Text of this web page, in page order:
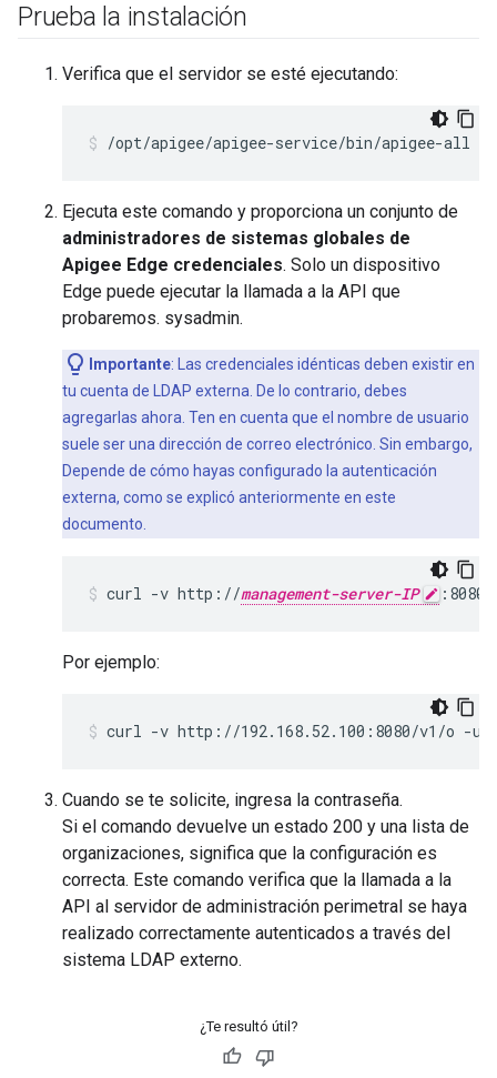
Prueba la instalación
Verifica que el servidor se esté ejecutando:
/opt/apigee/apigee-service/bin/apigee-all
Ejecuta este comando y proporciona un conjunto de
administradores de sistemas globales de
Apigee Edge credenciales. Solo un dispositivo
Edge puede ejecutar la llamada a la API que
probaremos. sysadmin.
Importante: Las credenciales idénticas deben existir en
tu cuenta de LDAP externa. De lo contrario, debes
agregarlas ahora. Ten en cuenta que el nombre de usuario
suele ser una dirección de correo electrónico. Sin embargo,
Depende de cómo hayas configurado la autenticación
externa, como se explicó anteriormente en este
documento.
curl -v http://management-server-IP
Por ejemplo:
curl -v http://192.168.52.100:8080/v1/o -u
Cuando se te solicite, ingresa la contraseña.
Si el comando devuelve un estado 200 y una lista de
organizaciones, significa que la configuración es
correcta. Este comando verifica que la llamada a la
API al servidor de administración perimetral se haya
realizado correctamente autenticados a través del
sistema LDAP externo.
¿Te resultó útil?